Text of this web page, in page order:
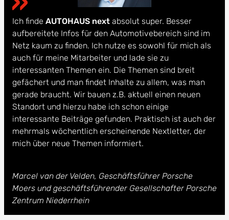
Ich finde AUTOHAUS next absolut super. Besser
aufbereitete Infos für den Automotivebereich sind im
Netz kaum zu finden. Ich nutze es sowohl für mich als
auch für meine Mitarbeiter und lade sie zu
interessanten Themen ein. Die Themen sind breit
gefächert und man findet Inhalte zu allem, was man
gerade braucht. Wir bauen z.B. aktuell einen neuen
Standort und hierzu habe ich schon einige
interessante Beiträge gefunden. Praktisch ist auch der
mehrmals wöchentlich erscheinende Nextletter, der
mich über neue Themen informiert.
Marcel van der Velden, Geschäftsführer Porsche
Moers und geschäftsführender Gesellschafter Porsche
Zentrum Niederrhein